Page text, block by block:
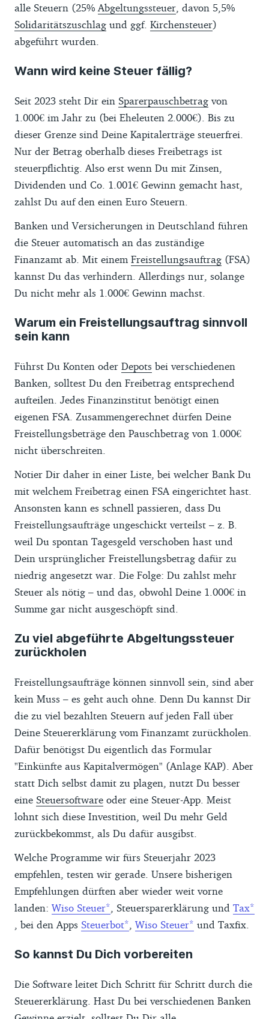
alle Steuern (25% Abgeltungssteuer , davon 5,5%
Solidaritätszuschlag und ggf. Kirchensteuer)
abgeführt wurden.
Wann wird keine Steuer fällig?
Seit 2023 steht Dir ein Sparerpauschbetrag von
1.000€ im Jahr zu (bei Eheleuten 2.000€). Bis zu
dieser Grenze sind Deine Kapitalerträge steuerfrei.
Nur der Betrag oberhalb dieses Freibetrags ist
steuerpflichtig. Also erst wenn Du mit Zinsen,
Dividenden und Co. 1.001€ Gewinn gemacht hast,
zahlst Du auf den einen Euro Steuern.
Banken und Ver­si­che­rungen in Deutschland führen
die Steuer automatisch an das zuständige
Finanzamt ab. Mit einem Freistellungsauftrag (FSA)
kannst Du das verhindern. Allerdings nur, solange
Du nicht mehr als 1.000€ Gewinn machst.
Warum ein Freistellungsauftrag sinnvoll
sein kann
Führst Du Konten oder Depots bei verschiedenen
Banken, solltest Du den Freibetrag entsprechend
aufteilen. Jedes Finanzinstitut benötigt einen
eigenen FSA. Zusammengerechnet dürfen Deine
Freistellungsbeträge den Pauschbetrag von 1.000€
nicht überschreiten.
Notier Dir daher in einer Liste, bei welcher Bank Du
mit welchem Freibetrag einen FSA eingerichtet hast.
Ansonsten kann es schnell passieren, dass Du
Freistellungsaufträge ungeschickt verteilst – z. B.
weil Du spontan Tagesgeld verschoben hast und
Dein ursprünglicher Freistellungsbetrag dafür zu
niedrig angesetzt war. Die Folge: Du zahlst mehr
Steuer als nötig – und das, obwohl Deine 1.000€ in
Summe gar nicht ausgeschöpft sind.
Zu viel abgeführte Abgeltungssteuer
zurückholen
Freistellungsaufträge können sinnvoll sein, sind aber
kein Muss – es geht auch ohne. Denn Du kannst Dir
die zu viel bezahlten Steuern auf jeden Fall über
Deine Steuererklärung vom Finanzamt zurückholen.
Dafür benötigst Du eigentlich das Formular
"Einkünfte aus Kapitalvermögen" (Anlage KAP). Aber
statt Dich selbst damit zu plagen, nutzt Du besser
eine Steuersoftware oder eine Steuer-App. Meist
lohnt sich diese Investition, weil Du mehr Geld
zurückbekommst, als Du dafür ausgibst.
Welche Programme wir fürs Steuerjahr 2023
empfehlen, testen wir gerade. Unsere bisherigen
Empfehlungen dürften aber wieder weit vorne
landen: Wiso Steuer , Steuersparerklärung und Tax
, bei den Apps Steuerbot Wiso Steuer und Taxfix.
So kannst Du Dich vorbereiten
Die Software leitet Dich Schritt für Schritt durch die
Steuererklärung. Hast Du bei verschiedenen Banken